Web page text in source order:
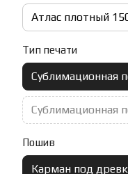
Атлас плотный
Тип печати
Сублимационная
Сублимационная
Пошив
Карман под